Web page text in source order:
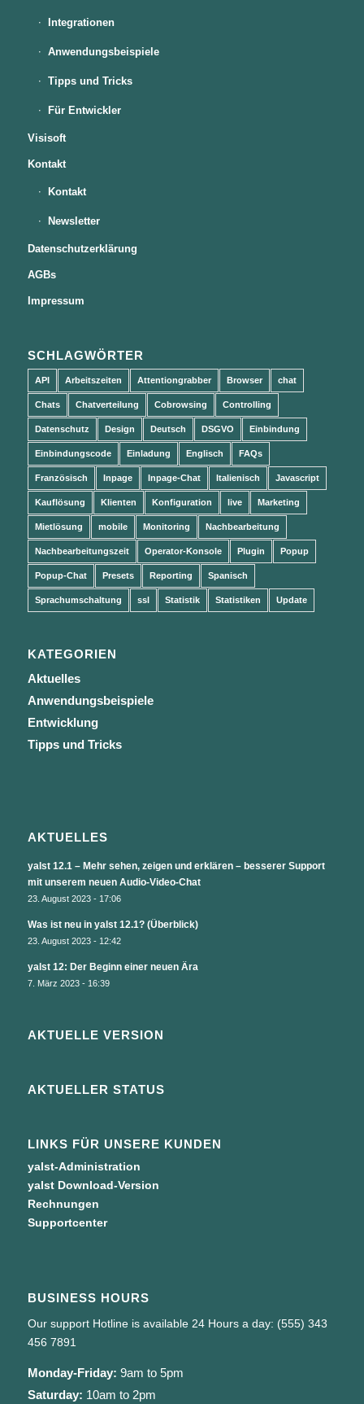
Integrationen
Anwendungsbeispiele
Tipps und Tricks
Für Entwickler
Visisoft
Kontakt
Kontakt
Newsletter
Datenschutzerklärung
AGBs
Impressum
SCHLAGWÖRTER
API Arbeitszeiten Attentiongrabber Browser chat
Chats Chatverteilung Cobrowsing Controlling
Datenschutz Design Deutsch DSGVO Einbindung
Einbindungscode Einladung Englisch FAQs
Französisch Inpage Inpage-Chat Italienisch Javascript
Kauflösung Klienten Konfiguration live Marketing
Mietlösung mobile Monitoring Nachbearbeitung
Nachbearbeitungszeit Operator-Konsole Plugin Popup
Popup-Chat Presets Reporting Spanisch
Sprachumschaltung ssl Statistik Statistiken Update
KATEGORIEN
Aktuelles
Anwendungsbeispiele
Entwicklung
Tipps und Tricks
AKTUELLES
yalst 12.1 – Mehr sehen, zeigen und erklären – besserer Support
mit unserem neuen Audio-Video-Chat
23. August 2023 - 17:06
Was ist neu in yalst 12.1? (Überblick)
23. August 2023 - 12:42
yalst 12: Der Beginn einer neuen Ära
7. März 2023 - 16:39
AKTUELLE VERSION
AKTUELLER STATUS
LINKS FÜR UNSERE KUNDEN
yalst-Administration
yalst Download-Version
Rechnungen
Supportcenter
BUSINESS HOURS
Our support Hotline is available 24 Hours a day: (555) 343
456 7891
Monday-Friday: 9am to 5pm
Saturday: 10am to 2pm